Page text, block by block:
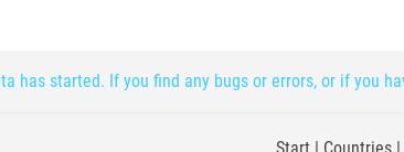
has started. If you find any bugs or errors, or if you